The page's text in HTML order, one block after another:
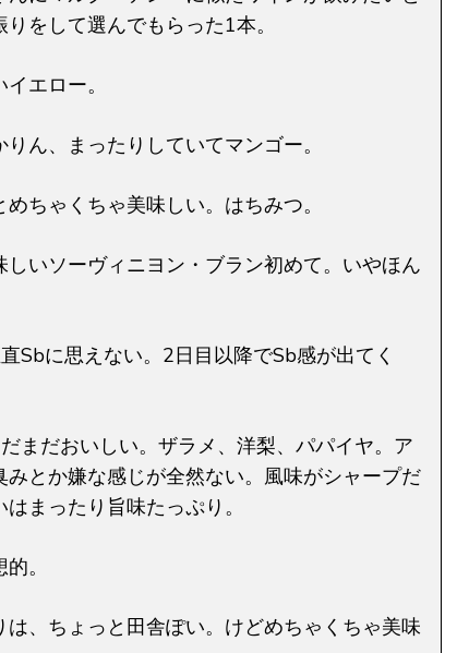
をして選んでもらった1本。
エロー。
りん、まったりしていてマンゴー。
めちゃくちゃ美味しい。はちみつ。
しいソーヴィニヨン・ブラン初めて。いやほん
Sbに思えない。2日目以降でSb感が出てく
まだおいしい。ザラメ、洋梨、パパイヤ。ア
みとか嫌な感じが全然ない。風味がシャープだ
まったり旨味たっぷり。
。
は、ちょっと田舎ぽい。けどめちゃくちゃ美味